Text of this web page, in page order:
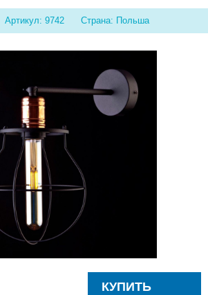
Артикул: 9742 Страна: Польша
КУПИТЬ